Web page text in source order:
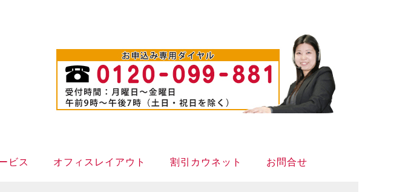
ビス オフィスレイアウト 割引カウネット お問合せ